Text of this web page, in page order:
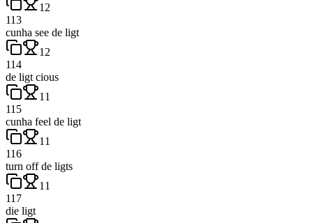
12
113
cunha see de ligt
12
114
de ligt cious
11
115
cunha feel de ligt
11
116
turn off de ligts
11
117
die ligt